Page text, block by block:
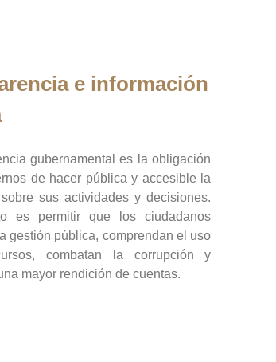
e información
gubernamental es la obligación
de hacer pública y accesible la
sus actividades y decisiones.
es permitir que los ciudadanos
gestión pública, comprendan el uso
combatan la corrupción y
mayor rendición de cuentas.